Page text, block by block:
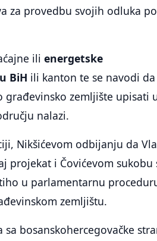
za provedbu svojih odluka po
ilienergetske
BiH ili kanton te se navodi da
građevinsko zemljište upisati
nalazi.
Nikšićevom odbijanju da
projekat i Čovićevom sukobu
u parlamentarnu
zemljištu.
bosanskohercegovačke